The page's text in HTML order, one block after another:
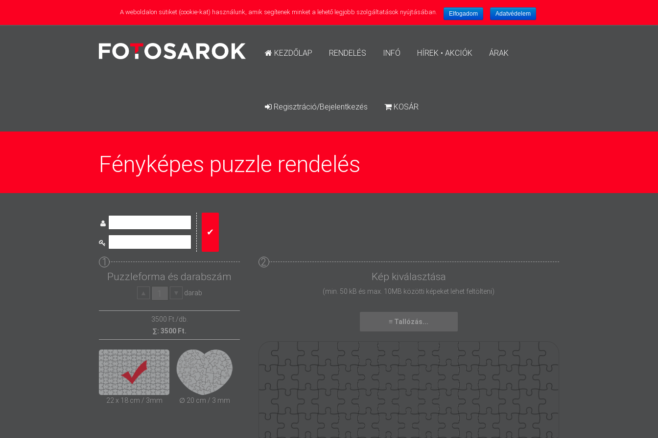
partner
KEZDŐLAP RENDELÉS INFÓ HÍREK • AKCIÓK ÁRAK
Regisztráció/Bejelentkezés KOSÁR
Fényképes puzzle rendelés
1
Puzzleforma és darabszám
darab
3500 Ft./db.
∑: 3500Ft.
22 x 18 cm / 3mm ∅ 20 cm / 3 mm
2
Kép kiválasztása
(min. 50 kB és max. 10MB közötti képeket lehet feltölteni)
≡ Tallózás...
A weboldalon sütiket (cookie-kat) használunk, amik segítenek minket a lehető legjobb szolgáltatások nyújtásában. Elfogadom Adatvédelem